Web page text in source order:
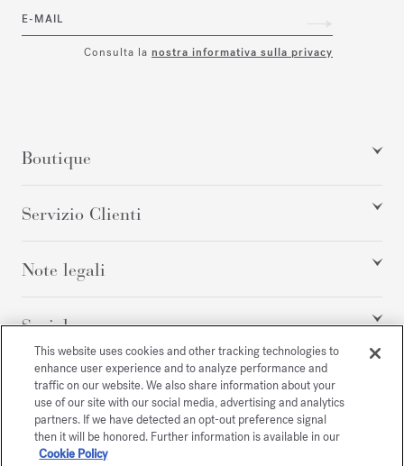
E-MAIL
Consulta la nostra informativa sulla privacy
Boutique
Servizio Clienti
Note legali
Social
Tutti i diritti riservati
This website uses cookies and other tracking technologies to
enhance user experience and to analyze performance and
traffic on our website. We also share information about your
use of our site with our social media, advertising and analytics
partners. If we have detected an opt-out preference signal
then it will be honored. Further information is available in our
Cookie Policy